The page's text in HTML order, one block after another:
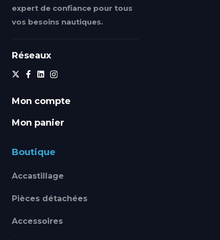
expert de confiance pour tous
vos besoins nautiques.
Réseaux
Mon compte
Mon panier
Boutique
Accastillage
Pièces détachées
Accessoires